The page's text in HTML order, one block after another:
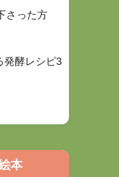
さった方
酵レシピ3
本